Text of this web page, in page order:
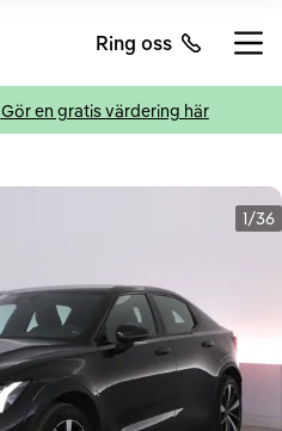
Ring oss
Gör en gratis värdering här
1/36